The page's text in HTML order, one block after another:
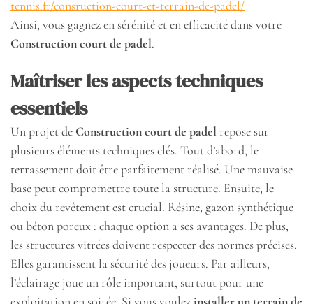
tennis.fr/consruction-court-et-terrain-de-padel/
Ainsi, vous gagnez en sérénité et en efficacité dans votre
Construction court de padel.
Maîtriser les aspects techniques
essentiels
Un projet de Construction court de padel repose sur
plusieurs éléments techniques clés. Tout d’abord, le
terrassement doit être parfaitement réalisé. Une mauvaise
base peut compromettre toute la structure. Ensuite, le
choix du revêtement est crucial. Résine, gazon synthétique
ou béton poreux : chaque option a ses avantages. De plus,
les structures vitrées doivent respecter des normes précises.
Elles garantissent la sécurité des joueurs. Par ailleurs,
l’éclairage joue un rôle important, surtout pour une